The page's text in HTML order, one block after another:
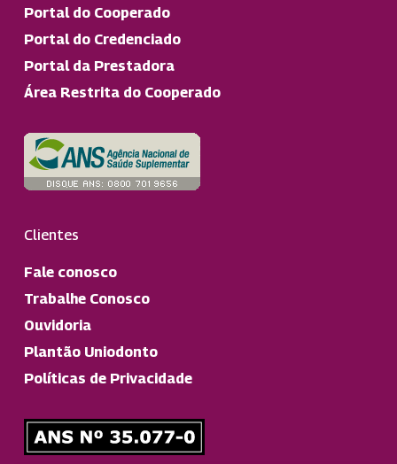
Portal do Cooperado
Portal do Credenciado
Portal da Prestadora
Área Restrita do Cooperado
Clientes
Fale conosco
Trabalhe Conosco
Ouvidoria
Plantão Uniodonto
Políticas de Privacidade